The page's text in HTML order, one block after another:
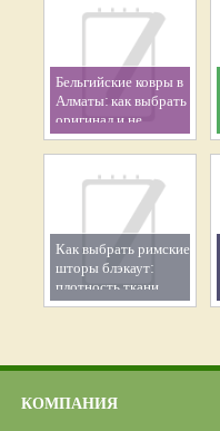
Бельгийские ковры в
Алматы: как выбрать
оригинал и не
переплатить
Как выбрать римские
шторы блэкаут:
плотность ткани,
размеры и монтаж
КОМПАНИЯ